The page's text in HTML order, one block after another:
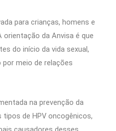
para crianças, homens e
orientação da Anvisa é que
do início da vida sexual,
por meio de relações
na prevenção da
de HPV oncogênicos,